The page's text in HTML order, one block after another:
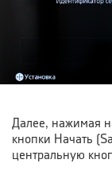
Далее, нажимая
кнопки Начать
центральную